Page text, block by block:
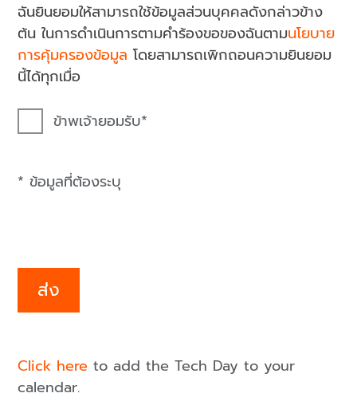
ฉันยินยอมให้สามารถใช้ข้อมูลส่วนบุคคลดังกล่าวข้าง
ต้น ในการดำเนินการตามคำร้องขอของฉันตามนโยบาย
การคุ้มครองข้อมูล โดยสามารถเพิกถอนความยินยอม
นี้ได้ทุกเมื่อ
ข้าพเจ้ายอมรับ
* ข้อมูลที่ต้องระบุ
ส่ง
Click here to add the Tech Day to your
calendar.